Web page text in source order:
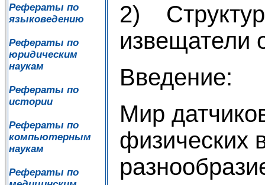
Рефераты по
языковедению
Рефераты по
юридическим
наукам
Рефераты по
истории
Рефераты по
компьютерным
наукам
Рефераты по
2)
извещатели
Введение:
Мир
физических